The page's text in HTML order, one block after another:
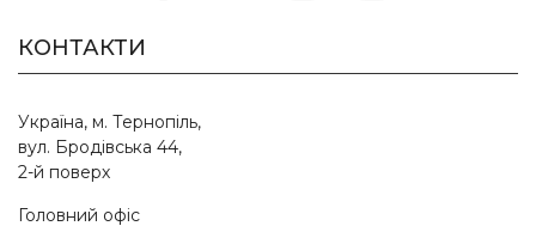
КОНТАКТИ
Україна, м. Тернопіль,
вул. Бродівська 44,
2-й поверх
Головний офіс